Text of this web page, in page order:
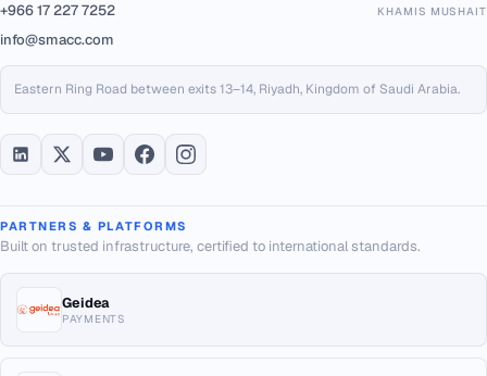
+966 17 227 7252 KHAMIS MUSHAIT
info@smacc.com
Eastern Ring Road between exits 13–14, Riyadh, Kingdom of Saudi Arabia.
PARTNERS & PLATFORMS
Built on trusted infrastructure, certified to international standards.
Geidea
PAYMENTS